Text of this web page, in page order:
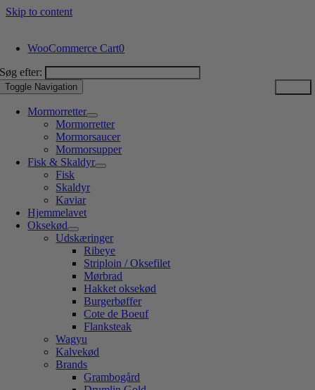
Skip to content
WooCommerce Cart0
Søg efter:
Toggle Navigation
Mormorretter
Mormorretter
Mormorsaucer
Mormorsupper
Fisk & Skaldyr
Fisk
Skaldyr
Kaviar
Hjemmelavet
Oksekød
Udskæringer
Ribeye
Striploin / Oksefilet
Mørbrad
Hakket oksekød
Burgerbøffer
Cote de Boeuf
Flanksteak
Wagyu
Kalvekød
Brands
Grambogård